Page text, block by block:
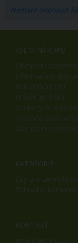
Nemáte doposud
VŠE O NÁKUPU
KATEGORIE
KONTAKT